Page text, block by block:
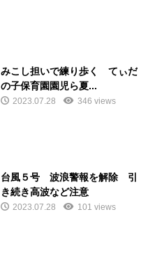
みこし担いで練り歩く てぃだ
の子保育園園児ら夏...
2023.07.28 346 views
台風５号 波浪警報を解除 引
き続き高波など注意
2023.07.28 101 views